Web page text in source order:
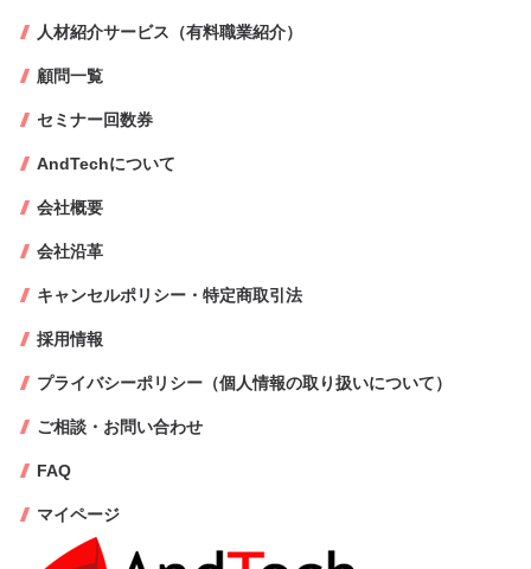
人材紹介サービス（有料職業紹介）
顧問一覧
セミナー回数券
AndTechについて
会社概要
会社沿革
キャンセルポリシー・特定商取引法
採用情報
プライバシーポリシー（個人情報の取り扱いについて）
ご相談・お問い合わせ
FAQ
マイページ